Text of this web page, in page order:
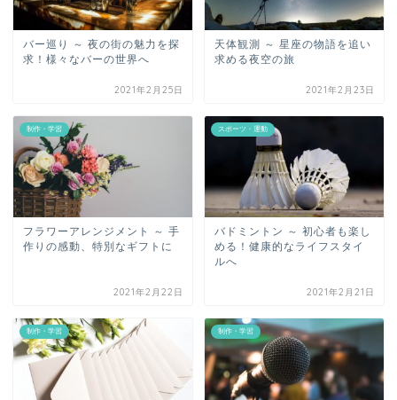
バー巡り ～ 夜の街の魅力を探
求！様々なバーの世界へ
2021年2月25日
天体観測 ～ 星座の物語を追い
求める夜空の旅
2021年2月23日
制作・学習
フラワーアレンジメント ～ 手
作りの感動、特別なギフトに
2021年2月22日
スポーツ・運動
バドミントン ～ 初心者も楽し
める！健康的なライフスタイ
ルへ
2021年2月21日
制作・学習 制作・学習